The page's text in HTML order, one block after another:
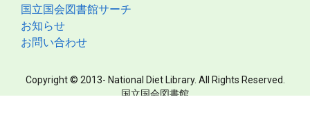
国立国会図書館サーチ
お知らせ
お問い合わせ
Copyright © 2013- National Diet Library. All Rights Reserved.